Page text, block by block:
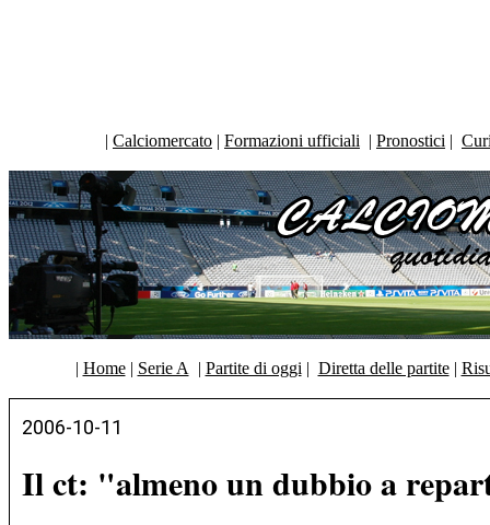
| Calciomercato | Formazioni ufficiali | Pronostici |
| Home| Serie A | Partite di oggi | Diretta delle partite|
2006-10-11
Il ct: "almeno un dubbio a